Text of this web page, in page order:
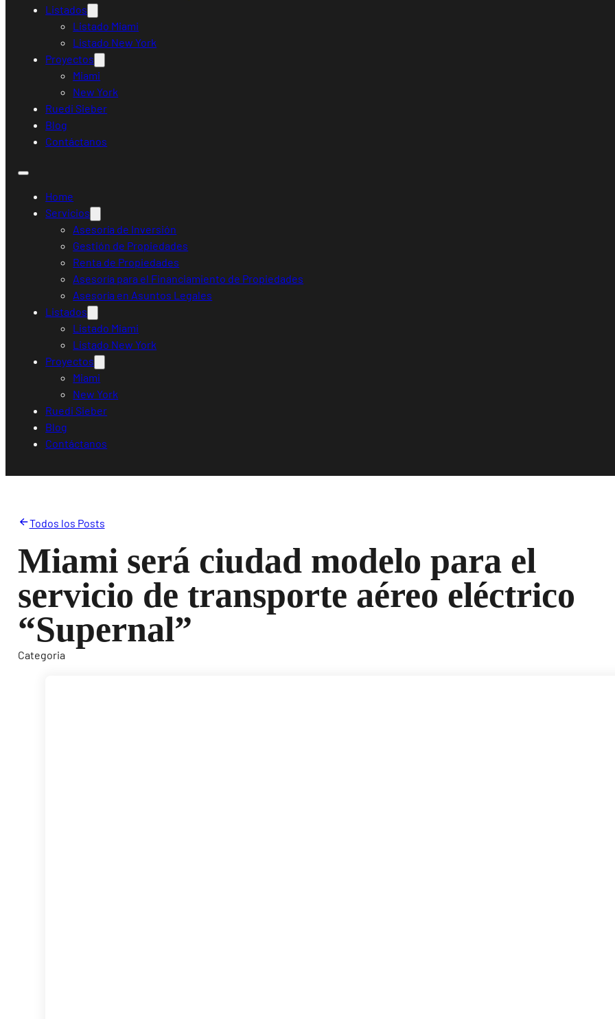
Listados
Listado Miami
Listado New York
Proyectos
Miami
New York
Ruedi Sieber
Blog
Contáctanos
Home
Servicios
Asesoría de Inversión
Gestión de Propiedades
Renta de Propiedades
Asesoría para el Financiamiento de Propiedades
Asesoría en Asuntos Legales
Listados
Listado Miami
Listado New York
Proyectos
Miami
New York
Ruedi Sieber
Blog
Contáctanos
Todos los Posts
Miami será ciudad modelo para el
servicio de transporte aéreo eléctrico
“Supernal”
Categoria